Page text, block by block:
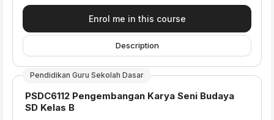
Enrol me in this course
Description
Pendidikan Guru Sekolah Dasar
Course name
PSDC6112 Pengembangan Karya Seni Budaya
SD Kelas B